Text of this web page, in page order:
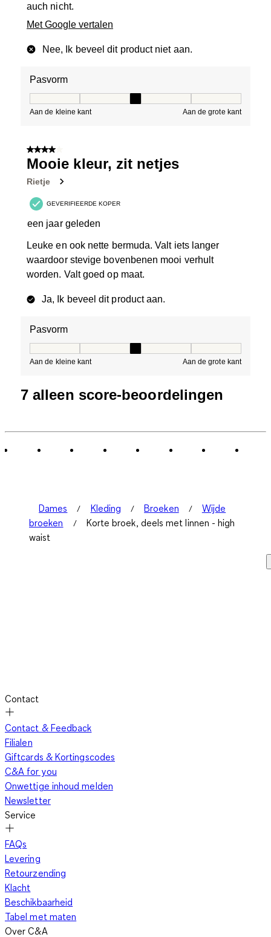
auch nicht.
Met Google vertalen
Nee, Ik beveel dit product niet aan.
Pasvorm
Aan de kleine kant Aan de grote kant
4 van 5 sterren.
Mooie kleur, zit netjes
Rietje
GEVERIFIEERDE KOPER
een jaar geleden
Leuke en ook nette bermuda. Valt iets langer
waardoor stevige bovenbenen mooi verhult
worden. Valt goed op maat.
Ja, Ik beveel dit product aan.
Pasvorm
Aan de kleine kant Aan de grote kant
7 alleen score-beoordelingen
Dames Kleding Broeken
Wijde
broeken
Korte broek, deels met linnen - high
waist
Contact
Contact & Feedback
Filialen
Giftcards & Kortingscodes
C&A for you
Onwettige inhoud melden
Newsletter
Service
FAQs
Levering
Retourzending
Klacht
Beschikbaarheid
Tabel met maten
Over C&A